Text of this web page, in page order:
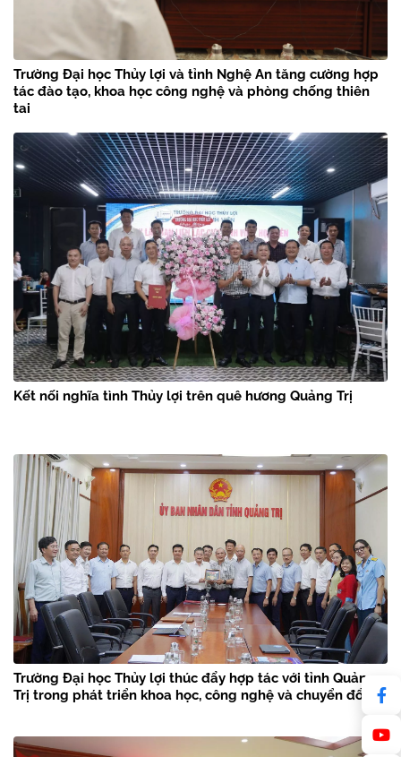
Trường Đại học Thủy lợi và tỉnh Nghệ An tăng cường hợp
tác đào tạo, khoa học công nghệ và phòng chống thiên
tai
Kết nối nghĩa tình Thủy lợi trên quê hương Quảng Trị
Trường Đại học Thủy lợi thúc đẩy hợp tác với tỉnh Quảng
Trị trong phát triển khoa học, công nghệ và chuyển đổi số